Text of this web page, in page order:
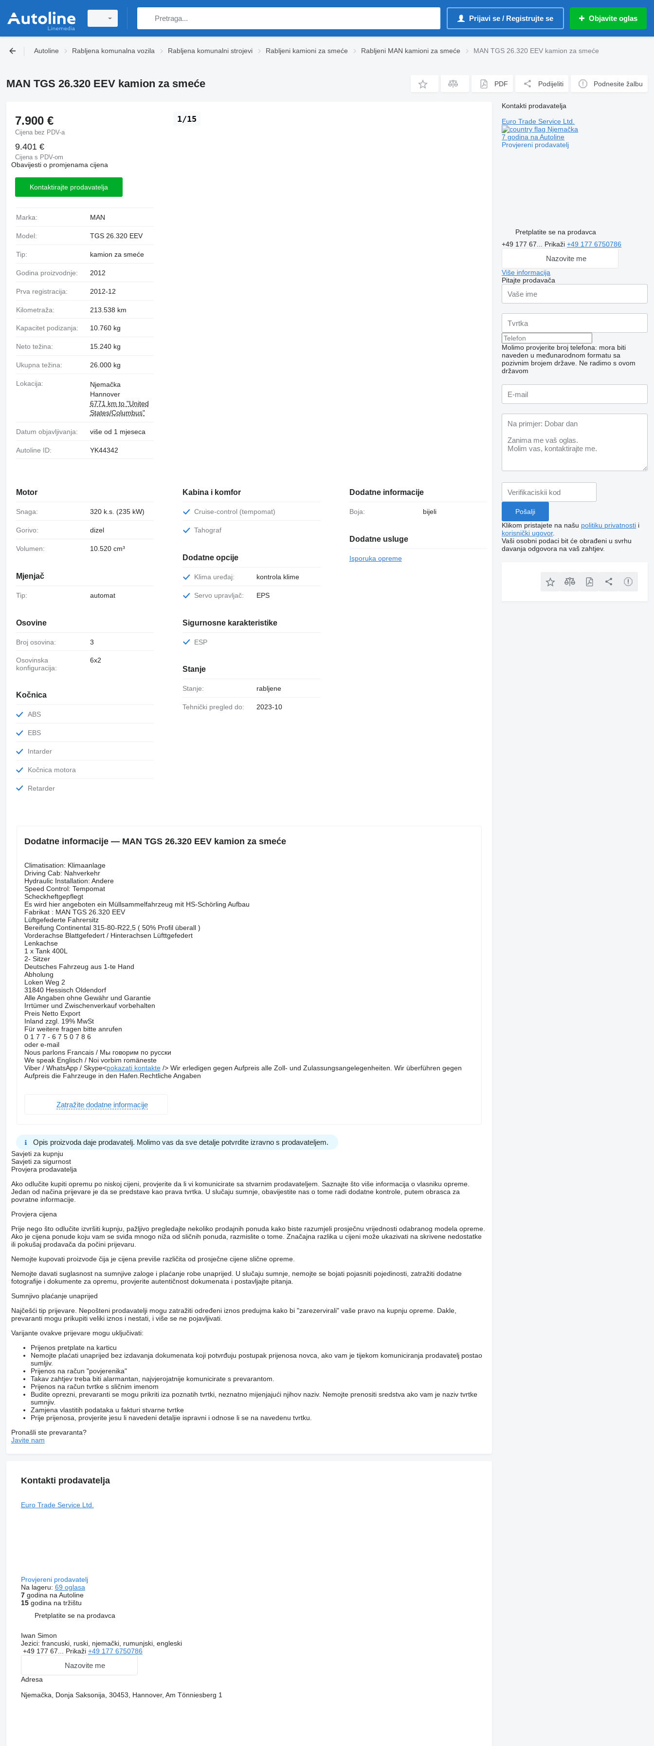
Prijavi se / Registrujte se Objavite oglas
Autoline Rabljena komunalna vozila Rabljena komunalni strojevi Rabljeni kamioni za smeće Rabljeni MAN kamioni za smeće MAN TGS 26.320 EEV kamion za smeće
MAN TGS 26.320 EEV kamion za smeće PDF Podijeliti Podnesite žalbu
1/15
7.900 €
Cijena bez PDV-a
9.401 €
Cijena s PDV-om
Obavijesti o promjenama cijena
Kontaktirajte prodavatelja
Marka: MAN
Model: TGS 26.320 EEV
Tip: kamion za smeće
Godina proizvodnje: 2012
Prva registracija: 2012-12
Kilometraža: 213.538 km
Kapacitet podizanja: 10.760 kg
Neto težina: 15.240 kg
Ukupna težina: 26.000 kg
Lokacija:
Njemačka
Hannover
6771 km to "United
States/Columbus"
Datum objavljivanja: više od 1 mjeseca
Autoline ID: YK44342
Motor
Snaga: 320 k.s. (235 kW)
Gorivo: dizel
Volumen: 10.520 cm³
Mjenjač
Tip: automat
Osovine
Broj osovina: 3
Osovinska
konfiguracija:
6x2
Kočnica
ABS
EBS
Intarder
Kočnica motora
Retarder
Kabina i komfor
Cruise-control (tempomat)
Tahograf
Dodatne opcije
Klima uređaj: kontrola klime
Servo upravljač: EPS
Sigurnosne karakteristike
ESP
Stanje
Stanje: rabljene
Tehnički pregled do: 2023-10
Dodatne informacije
Boja: bijeli
Dodatne usluge
Isporuka opreme
Dodatne informacije — MAN TGS 26.320 EEV kamion za smeće
Climatisation: Klimaanlage
Driving Cab: Nahverkehr
Hydraulic Installation: Andere
Speed Control: Tempomat
Scheckheftgepflegt
Es wird hier angeboten ein Müllsammelfahrzeug mit HS-Schörling Aufbau
Fabrikat : MAN TGS 26.320 EEV
Lüftgefederte Fahrersitz
Bereifung Continental 315-80-R22,5 ( 50% Profil überall )
Vorderachse Blattgefedert / Hinterachsen Lüfttgefedert
Lenkachse
1 x Tank 400L
2- Sitzer
Deutsches Fahrzeug aus 1-te Hand
Abholung
Loken Weg 2
31840 Hessisch Oldendorf
Alle Angaben ohne Gewähr und Garantie
Irrtümer und Zwischenverkauf vorbehalten
Preis Netto Export
Inland zzgl. 19% MwSt
Für weitere fragen bitte anrufen
0 1 7 7 - 6 7 5 0 7 8 6
oder e-mail
Nous parlons Francais / Мы говорим по русски
We speak Englisch / Noi vorbim romäneste
Viber / WhatsApp / Skype<pokazati kontakte/> Wir erledigen gegen Aufpreis alle Zoll- und Zulassungsangelegenheiten. Wir überführen gegen
Aufpreis die Fahrzeuge in den Hafen.Rechtliche Angaben
Zatražite dodatne informacije
Opis proizvoda daje prodavatelj. Molimo vas da sve detalje potvrdite izravno s prodavateljem.
Savjeti za kupnju
Savjeti za sigurnost
Provjera prodavatelja
Ako odlučite kupiti opremu po niskoj cijeni, provjerite da li vi komunicirate sa stvarnim prodavateljem. Saznajte što više informacija o vlasniku opreme.
Jedan od načina prijevare je da se predstave kao prava tvrtka. U slučaju sumnje, obavijestite nas o tome radi dodatne kontrole, putem obrasca za
povratne informacije.
Provjera cijena
Prije nego što odlučite izvršiti kupnju, pažljivo pregledajte nekoliko prodajnih ponuda kako biste razumjeli prosječnu vrijednosti odabranog modela opreme.
Ako je cijena ponude koju vam se sviđa mnogo niža od sličnih ponuda, razmislite o tome. Značajna razlika u cijeni može ukazivati ​​na skrivene nedostatke
ili pokušaj prodavača da počini prijevaru.
Nemojte kupovati proizvode čija je cijena previše različita od prosječne cijene slične opreme.
Nemojte davati suglasnost na sumnjive zaloge i plaćanje robe unaprijed. U slučaju sumnje, nemojte se bojati pojasniti pojedinosti, zatražiti dodatne
fotografije i dokumente za opremu, provjerite autentičnost dokumenata i postavljajte pitanja.
Sumnjivo plaćanje unaprijed
Najčešći tip prijevare. Nepošteni prodavatelji mogu zatražiti određeni iznos predujma kako bi "zarezervirali" vaše pravo na kupnju opreme. Dakle,
prevaranti mogu prikupiti veliki iznos i nestati, i više se ne pojavljivati.
Varijante ovakve prijevare mogu uključivati:
Prijenos pretplate na karticu
Nemojte plaćati unaprijed bez izdavanja dokumenata koji potvrđuju postupak prijenosa novca, ako vam je tijekom komuniciranja prodavatelj postao
sumljiv.
Prijenos na račun "povjerenika"
Takav zahtjev treba biti alarmantan, najvjerojatnije komunicirate s prevarantom.
Prijenos na račun tvrtke s sličnim imenom
Budite oprezni, prevaranti se mogu prikriti iza poznatih tvrtki, neznatno mijenjajući njihov naziv. Nemojte prenositi sredstva ako vam je naziv tvrtke
sumnjiv.
Zamjena vlastitih podataka u fakturi stvarne tvrtke
Prije prijenosa, provjerite jesu li navedeni detaljie ispravni i odnose li se na navedenu tvrtku.
Pronašli ste prevaranta?
Javite nam
Kontakti prodavatelja
Euro Trade Service Ltd.
Provjereni prodavatelj
Na lageru: 69 oglasa
7godina na Autoline
15godina na tržištu
Pretplatite se na prodavca
Iwan Simon
Jezici: francuski, ruski, njemački, rumunjski, engleski
+49 177 67... Prikaži +49 177 6750786
Nazovite me
Adresa
Njemačka, Donja Saksonija, 30453, Hannover, Am Tönniesberg 1
Kontakti prodavatelja
Euro Trade Service Ltd.
Njemačka
7 godina na Autoline
Provjereni prodavatelj
Pretplatite se na prodavca
+49 177 67... Prikaži+49 177 6750786
Nazovite me
Više informacija
Pitajte prodavača
Molimo provjerite broj telefona: mora biti
naveden u međunarodnom formatu sa
pozivnim brojem države. Ne radimo s ovom
državom
Klikom pristajete na našu politiku privatnosti i
korisnički ugovor.
Vaši osobni podaci bit će obrađeni u svrhu
davanja odgovora na vaš zahtjev.